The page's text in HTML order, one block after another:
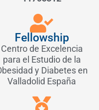
Fellowship
Centro de Excelencia
para el Estudio de la
y Diabetes en
Valladolid España